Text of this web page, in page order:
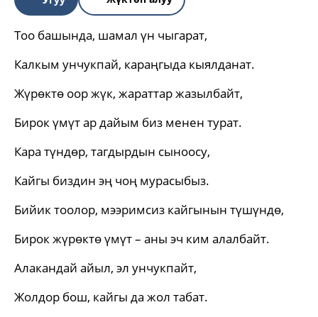
Тоо башында, шамал үн чыгарат,
Калкым унчукпай, караңгыда кыялданат.
Жүрөктө оор жүк, жараттар жазылбайт,
Бирок үмүт ар дайым биз менен турат.
Кара түндөр, тагдырдын сыноосу,
Кайгы биздин эң чоң мурасыбыз.
Бийик тоолор, мээримсиз кайгынын түшүндө,
Бирок жүрөктө үмүт – аны эч ким алалбайт.
Алакандай айыл, эл унчукпайт,
Жолдор бош, кайгы да жол табат.